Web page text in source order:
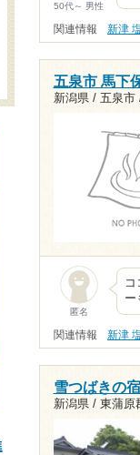
50代～ 男性
関連情報 新津
五泉市 馬下
新潟県 / 五泉市
匿名
ー
関連情報 新津
雪つばきの
新潟県 / 東蒲原